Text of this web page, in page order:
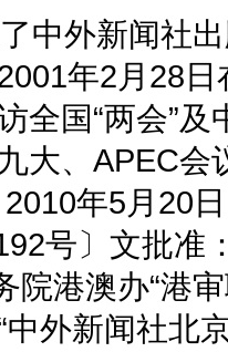
中外新闻社
年2月28
全国“两会”
大、APEC
年5月20
号〕文批准
院港澳办“港
外新闻社北